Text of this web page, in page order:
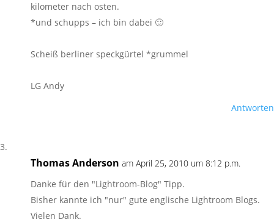
kilometer nach osten.
*und schupps – ich bin dabei 🙂
Scheiß berliner speckgürtel *grummel
LG Andy
Antworten
Thomas Anderson am April 25, 2010 um 8:12 p.m.
Danke für den "Lightroom-Blog" Tipp.
Bisher kannte ich "nur" gute englische Lightroom Blogs.
Vielen Dank.